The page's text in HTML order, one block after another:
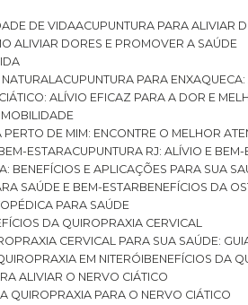
DE VIDA
ACUPUNTURA PARA ALIVIAR
ALIVIAR DORES E PROMOVER A SAÚDE
ACUPUNTURA PARA
CIÁTICO: ALÍVIO EFICAZ PARA A DOR E
MOBILIDADE
PERTO DE MIM: ENCONTRE O MELHOR
ESTAR
ACUPUNTURA RJ: ALÍVIO E BEM-
BENEFÍCIOS E APLICAÇÕES PARA SUA
SAÚDE E BEM-ESTAR
BENEFÍCIOS DA
PARA SAÚDE
DA QUIROPRAXIA CERVICAL
CERVICAL PARA SUA SAÚDE:
EM NITERÓI
BENEFÍCIOS DA
ALIVIAR O NERVO CIÁTICO
QUIROPRAXIA PARA O NERVO CIÁTICO